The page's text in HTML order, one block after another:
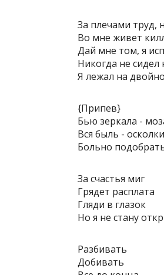
За плечами труд,
Во мне живет
Дай мне том, я
Никогда не
Я лежал на
{Припев}
Бью зеркала -
Вся быль - осколки
Больно
За счастья миг
Грядет расплата
Гляди в глазок
Но я не стану
Разбивать
Добивать